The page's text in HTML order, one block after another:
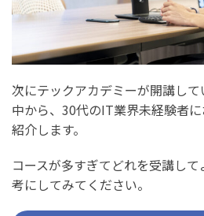
次にテックアカデミーが開講し
中から、30代のIT業界未経験者
紹介します。
コースが多すぎてどれを受講し
考にしてみてください。